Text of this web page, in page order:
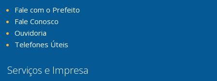
Fale com o Prefeito
Fale Conosco
Ouvidoria
Telefones Úteis
Serviços e Impresa